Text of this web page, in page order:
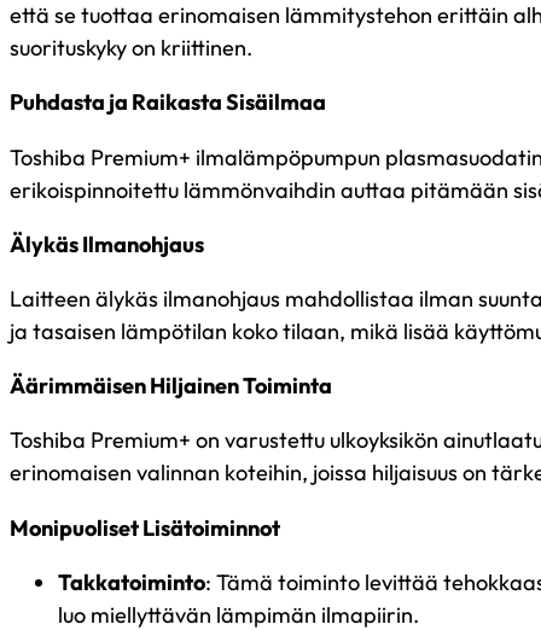
että se tuottaa erinomaisen lämmitystehon erittäin
suorituskyky on kriittinen.
Puhdasta ja Raikasta Sisäilmaa
Toshiba Premium+ ilmalämpöpumpun
erikoispinnoitettu lämmönvaihdin auttaa pitämään
Älykäs Ilmanohjaus
Laitteen älykäs ilmanohjaus mahdollistaa ilman
ja tasaisen lämpötilan koko tilaan, mikä lisää
Äärimmäisen Hiljainen Toiminta
Toshiba Premium+ on varustettu ulkoyksikön
erinomaisen valinnan koteihin, joissa hiljaisuus on
Monipuoliset Lisätoiminnot
Takkatoiminto: Tämä toiminto levittää
luo miellyttävän lämpimän ilmapiirin.